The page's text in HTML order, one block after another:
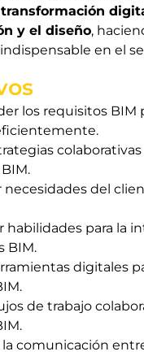
transformación
y el diseño,
en el
los requisitos BIM
necesidades del
habilidades para la
BIM.
digitales
de trabajo
la comunicación